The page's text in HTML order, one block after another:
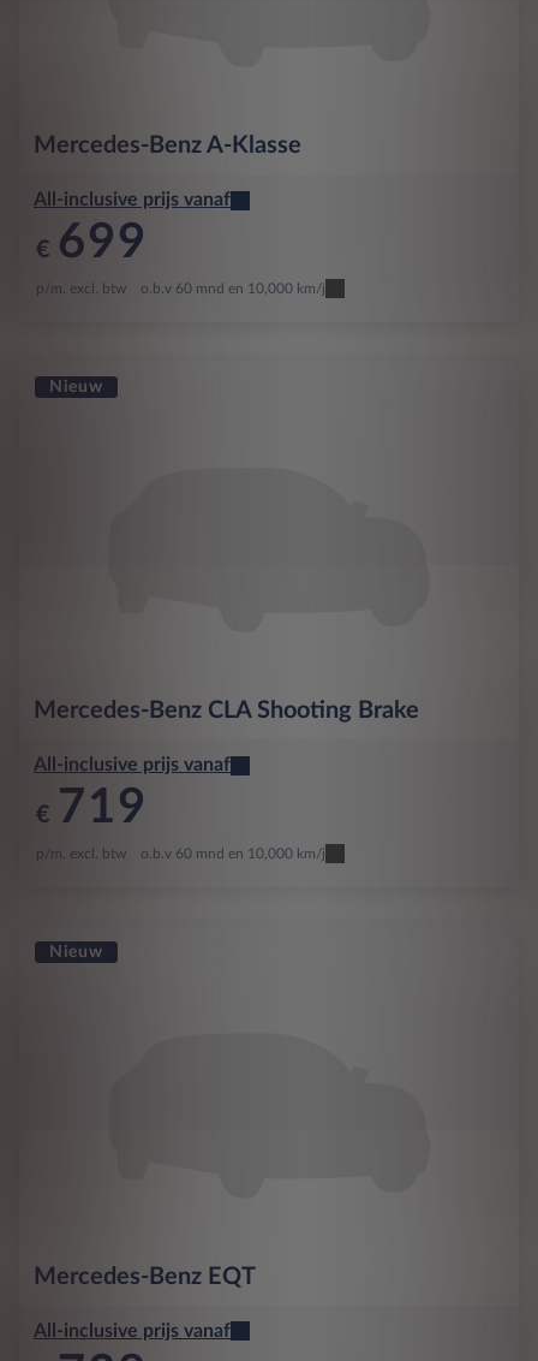
Mercedes-Benz A-Klasse
All-inclusive prijs vanaf
€ 699
p/m. excl. btw o.b.v 60 mnd en 10,000 km/j
Nieuw
Mercedes-Benz CLA Shooting Brake
All-inclusive prijs vanaf
€ 719
p/m. excl. btw o.b.v 60 mnd en 10,000 km/j
Nieuw
Mercedes-Benz EQT
All-inclusive prijs vanaf